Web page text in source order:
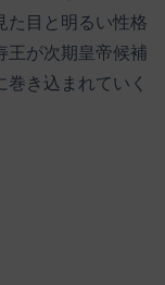
た目と明るい性格
王が次期皇帝候補
き込まれていく